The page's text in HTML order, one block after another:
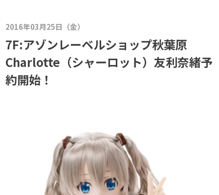
2016年03月25日（金）
7F:アゾンレーベルショップ秋葉原
Charlotte（シャーロット）友利奈緒予
約開始！